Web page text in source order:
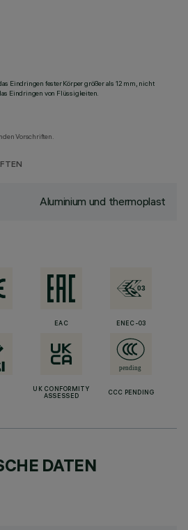
Eindringen fester Körper größer als 12 mm, nicht
Eindringen von Flüssigkeiten.
Vorschriften.
Aluminium und thermoplast
EAC ENEC-03
UK CONFORMITY
ASSESSED
CCC PENDING
DATEN